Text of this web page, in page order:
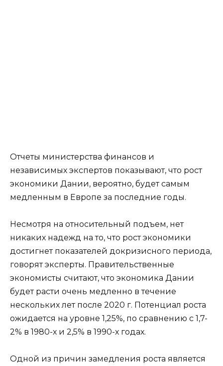
Отчеты министерства финансов и
независимых экспертов показывают, что рост
экономики Дании, вероятно, будет самым
медленным в Европе за последние годы.
Несмотря на относительный подъем, нет
никаких надежд на то, что рост экономики
достигнет показателей докризисного периода,
говорят эксперты. Правительственные
экономисты считают, что экономика Дании
будет расти очень медленно в течение
нескольких лет после 2020 г. Потенциал роста
ожидается на уровне 1,25%, по сравнению с 1,7-
2% в 1980-х и 2,5% в 1990-х годах.
Одной из причин замедления роста является